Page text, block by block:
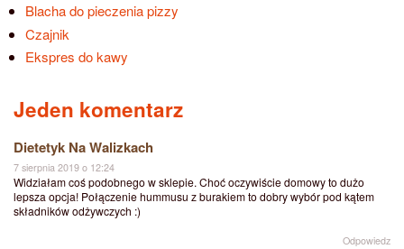
Blacha do pieczenia pizzy
Czajnik
Ekspres do kawy
Jeden komentarz
Dietetyk Na Walizkach
7 sierpnia 2019 o 12:24
Widziałam coś podobnego w sklepie. Choć oczywiście domowy to dużo
lepsza opcja! Połączenie hummusu z burakiem to dobry wybór pod kątem
składników odżywczych :)
Odpowiedz